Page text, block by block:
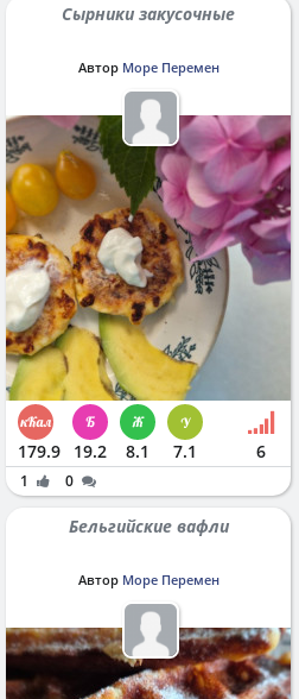
Сырники закусочные
Автор Море Перемен
179.9 19.2 8.1 7.1 6
1 0
Бельгийские вафли
Автор Море Перемен